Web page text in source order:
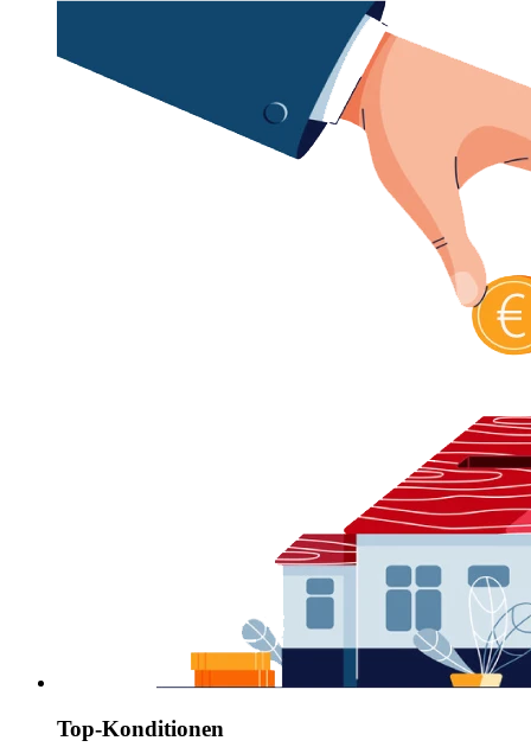
Top-Konditionen